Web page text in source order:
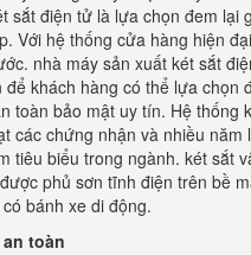
sắt điện tử là lựa chọn đem lại
Với hệ thống cửa hàng hiện
nhà máy sản xuất két sắt
khách hàng có thể lựa chọn
toàn bảo mật uy tín. Hệ thống
các chứng nhận và nhiều năm
tiêu biểu trong ngành. két sắt
phủ sơn tĩnh điện trên bề
bánh xe di động.
toàn